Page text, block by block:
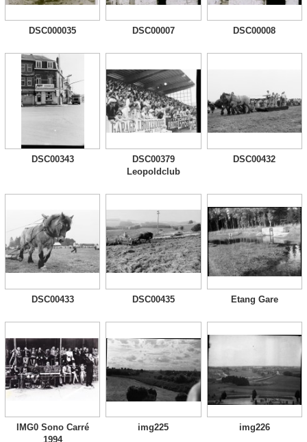
DSC000035 DSC00007 DSC00008
DSC00343
DSC00379
Leopoldclub
DSC00432
DSC00433 DSC00435 Etang Gare
IMG0 Sono Carré
1994
img225 img226